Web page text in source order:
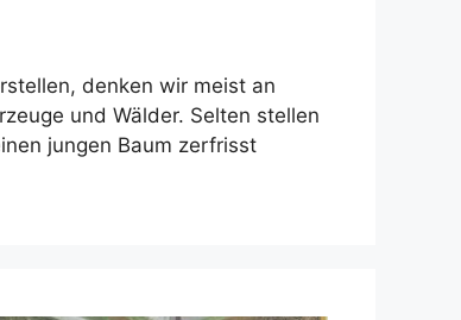
denken wir meist an
und Wälder. Selten stellen
jungen Baum zerfrisst